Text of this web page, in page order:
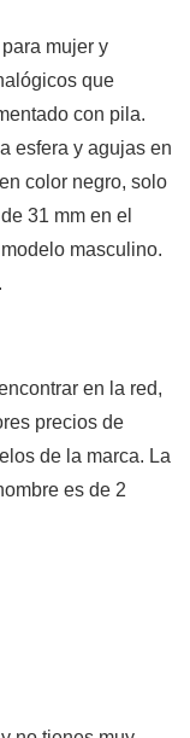
para mujer y
que
con pila.
esfera y agujas en
color negro, solo
31 mm en el
masculino.
en la red,
precios de
de la marca. La
es de 2